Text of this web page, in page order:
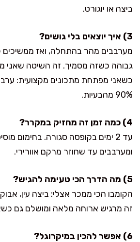
ביצה או יוגורט.
3) איך יוצאים בלי גושים?
מערבבים מהר בהתחלה, ואז ממשיכים
גבוהה כשזה מסמיך. זה השיטה
כשאני מפתחת מתכונים מקצועית:
90% מהבעיות.
4) כמה זמן זה מחזיק במקרר?
עד 2 ימים בקופסה סגורה. בחימום
ומערבבים עד שחוזר מרקם אוורירי.
5) מה הדרך הכי טעימה להגיש?
הקומבו הכי ממכר אצלי: ביצה עין,
זה מרגיש ארוחה מלאה ומושלם גם
6) אפשר להכין במיקרוגל?